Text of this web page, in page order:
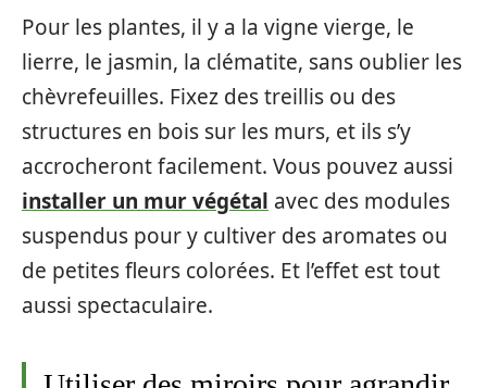
Pour les plantes, il y a la vigne vierge, le
lierre, le jasmin, la clématite, sans oublier les
chèvrefeuilles. Fixez des treillis ou des
structures en bois sur les murs, et ils s’y
accrocheront facilement. Vous pouvez aussi
installer un mur végétal avec des modules
suspendus pour y cultiver des aromates ou
de petites fleurs colorées. Et l’effet est tout
aussi spectaculaire.